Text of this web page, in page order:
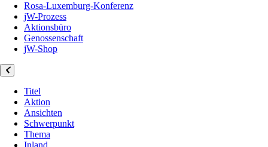
Rosa-Luxemburg-Konferenz
jW-Prozess
Aktionsbüro
Genossenschaft
jW-Shop
Titel
Aktion
Ansichten
Schwerpunkt
Thema
Inland